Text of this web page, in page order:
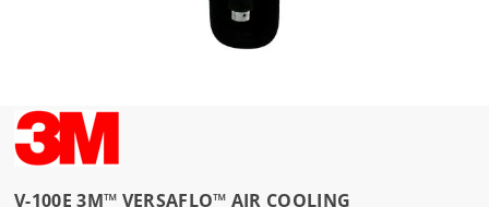
V-100E 3M™ VERSAFLO™ AIR COOLING